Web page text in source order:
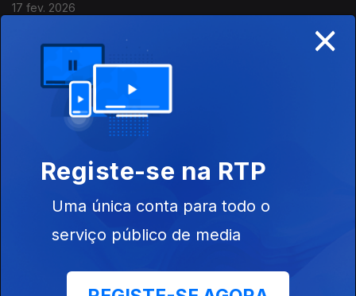
17 fev. 2026
Desenjoa #67 | L Is For The Way You Look At
12 fev. 2026
Desenjoa #66 | Super Joa LX
10 fev. 2026
×
Registe-se na RTP
Uma única conta para todo o
serviço público de media